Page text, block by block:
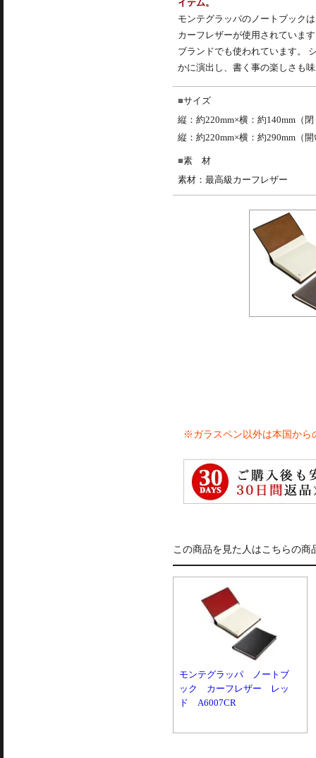
イテム。
モンテグラッパのノートブック
カーフレザーが使用されていま
ブランドでも使われています。
かに演出し、書く事の楽しさも
サイズ
縦：約220mm×横：約140mm（
縦：約220mm×横：約290mm（
素 材
素材：最高級カーフレザー
※ガラスペン以外は本国から
この商品を見た人はこちらの商
モンテグラッパ ノートブ
ック カーフレザー レッ
ド A6007CR